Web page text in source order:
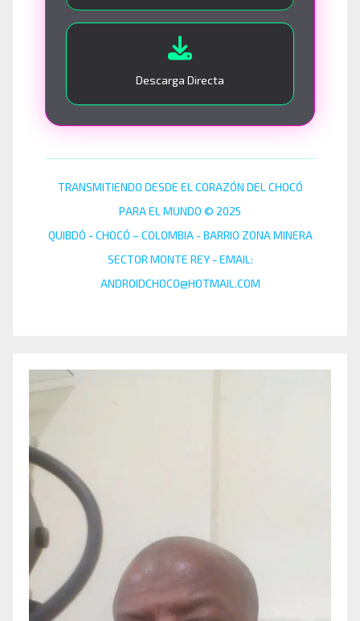
Descarga Directa
TRANSMITIENDO DESDE EL CORAZÓN DEL CHOCÓ
PARA EL MUNDO © 2025
QUIBDÓ - CHOCÓ – COLOMBIA - BARRIO ZONA MINERA
SECTOR MONTE REY - EMAIL:
ANDROIDCHOCO@HOTMAIL.COM